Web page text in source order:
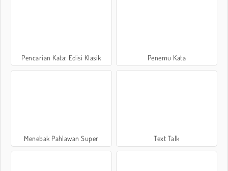
Pencarian Kata: Edisi Klasik Penemu Kata
Menebak Pahlawan Super Text Talk